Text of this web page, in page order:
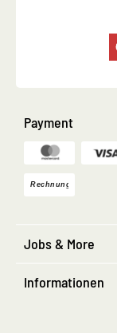
Payment
Jobs & More
Informationen